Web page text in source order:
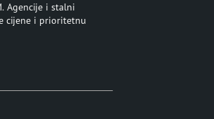
Agencije i stalni
cijene i prioritetnu